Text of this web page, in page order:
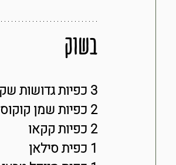
מבשלתבשוק
3 כפיות גדושות שקדייה
2 כפיות שמן קוקוס
2 כפיות קקאו
1 כפית סילאן